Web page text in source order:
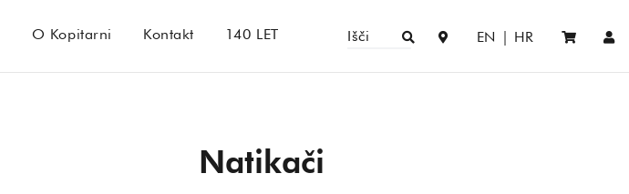
Išči EN | HR
O Kopitarni Kontakt 140 LET
Natikači